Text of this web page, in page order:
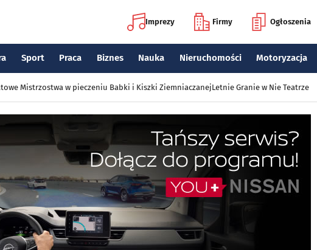
Imprezy Firmy Ogłoszenia
Sport Praca Biznes Nauka Nieruchomości Motoryzacja
Mistrzostwa w pieczeniu Babki i Kiszki ZiemniaczanejLetnie Granie w Nie Teatrze